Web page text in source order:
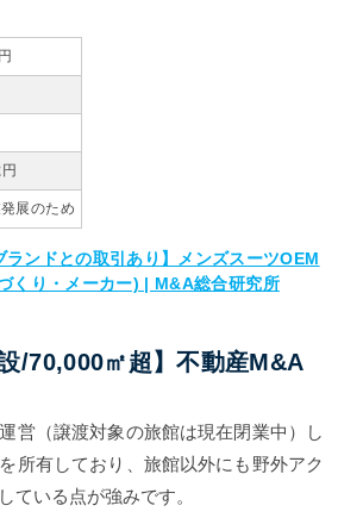
展のため
ランドとの取引あり】メンズスーツOEM
くり・メーカー) | M&A総合研究所
/70,000㎡超】不動産M&A
営（譲渡対象の旅館は現在閉業中）し
所有しており、旅館以外にも野外アク
ている点が強みです。